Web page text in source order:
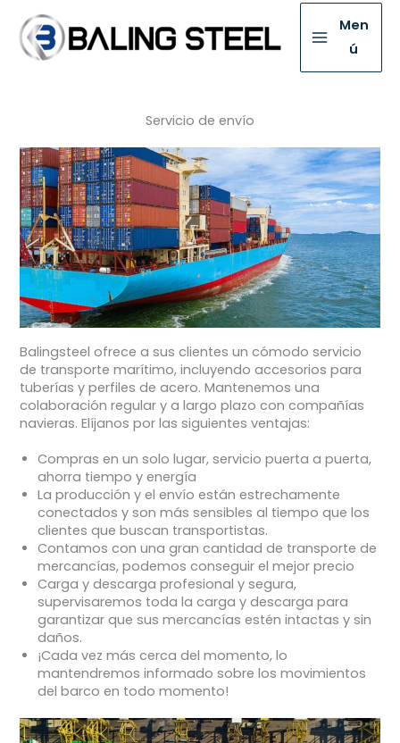
Men
ú
Servicio de envío
Balingsteel ofrece a sus clientes un cómodo servicio
de transporte marítimo, incluyendo accesorios para
tuberías y perfiles de acero. Mantenemos una
colaboración regular y a largo plazo con compañías
navieras. Elíjanos por las siguientes ventajas:
Compras en un solo lugar, servicio puerta a puerta,
ahorra tiempo y energía
La producción y el envío están estrechamente
conectados y son más sensibles al tiempo que los
clientes que buscan transportistas.
Contamos con una gran cantidad de transporte de
mercancías, podemos conseguir el mejor precio
Carga y descarga profesional y segura,
supervisaremos toda la carga y descarga para
garantizar que sus mercancías estén intactas y sin
daños.
¡Cada vez más cerca del momento, lo
mantendremos informado sobre los movimientos
del barco en todo momento!